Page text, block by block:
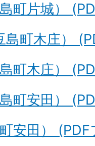
町片城）
島町木庄）
町木庄）
町安田）
安田）